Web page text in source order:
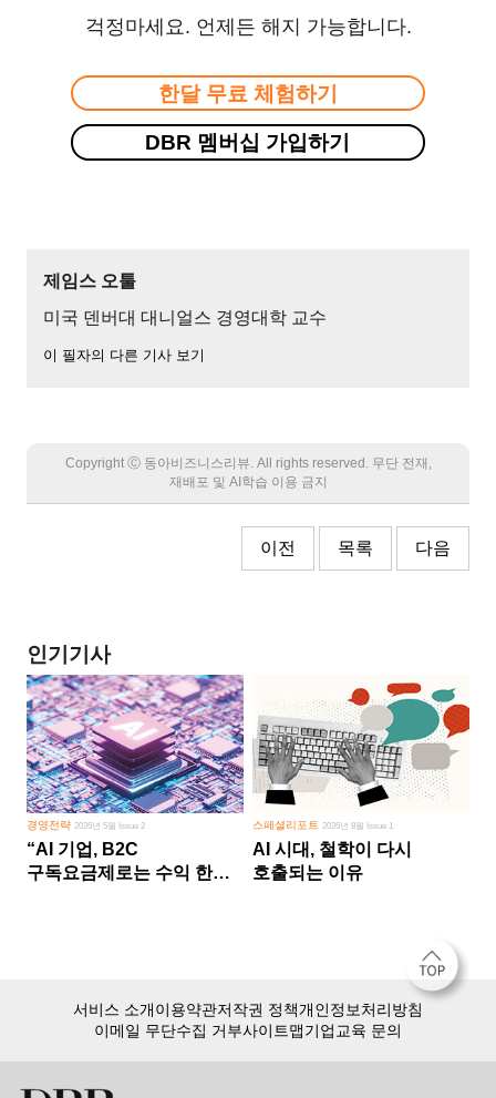
걱정마세요. 언제든 해지 가능합니다.
한달 무료 체험하기
DBR 멤버십 가입하기
제임스 오툴
미국 덴버대 대니얼스 경영대학 교수
이 필자의 다른 기사 보기
Copyright Ⓒ 동아비즈니스리뷰. All rights reserved. 무단 전재,
재배포 및 AI학습 이용 금지
이전 목록 다음
인기기사
경영전략 2026년 5월 Issue 2
“AI 기업, B2C
구독요금제로는 수익 한계
스페셜리포트 2026년 8월 Issue 1
AI 시대, 철학이 다시
호출되는 이유
서비스 소개이용약관저작권 정책개인정보처리방침
이메일 무단수집 거부사이트맵기업교육 문의